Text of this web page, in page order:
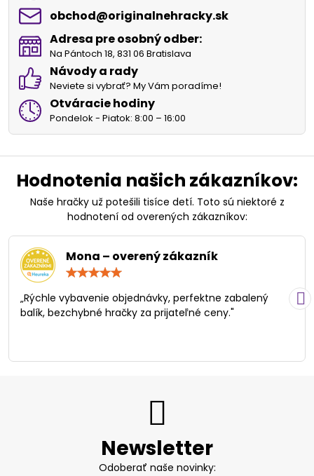
obchod​@originalnehracky​.sk
Adresa pre osobný odber:
Na Pántoch 18, 831 06 Bratislava
Návody a rady
Neviete si vybrať? My Vám poradíme!
Otváracie hodiny
Pondelok - Piatok: 8:00 – 16:00
Hodnotenia našich zákazníkov:
Naše hračky už potešili tisíce detí. Toto sú niektoré z
hodnotení od overených zákazníkov:
Mona – overený zákazník
/
5
„Rýchle vybavenie objednávky, perfektne zabalený
balík, bezchybné hračky za prijateľné ceny."
Newsletter
Odoberať naše novinky: